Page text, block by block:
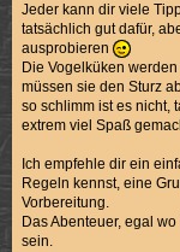
Jeder kann dir viele
tatsächlich gut dafür,
ausprobieren
Die Vogelküken
müssen sie den Sturz
so schlimm ist es nicht,
extrem viel Spaß
Ich empfehle dir ein
Regeln kennst, eine
Vorbereitung.
Das Abenteuer, egal
sein.